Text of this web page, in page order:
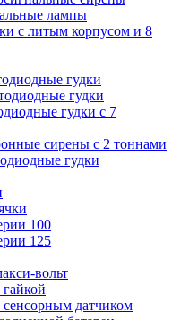
лампы
с литым корпусом и 8
гудки
гудки
гудки с 7
сирены с 2 тоннами
гудки
100
125
вольт
датчиком